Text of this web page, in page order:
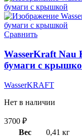
Сравнить
WasserKraft Nau
бумаги с
WasserKRAFT
Нет в наличии
3700 ₽
Вес
0,41 кг